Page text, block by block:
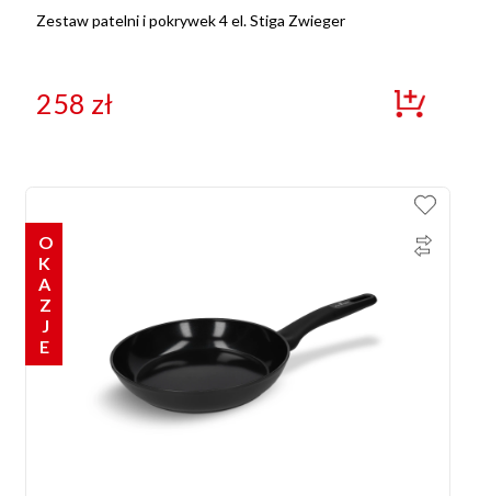
Zestaw patelni i pokrywek 4 el. Stiga Zwieger
258 zł
OKAZJE